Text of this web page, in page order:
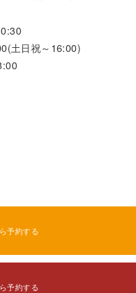
土日祝～16:00)
予約する
予約する